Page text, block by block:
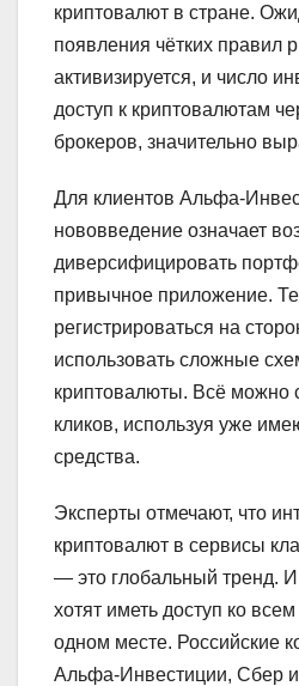
криптовалют в стране.
появления чётких правил
активизируется, и число
доступ к криптовалютам
брокеров, значительно
Для клиентов Альфа-
нововведение означает
диверсифицировать
привычное приложение.
регистрироваться на
использовать сложные
криптовалюты. Всё можно
кликов, используя уже
средства.
Эксперты отмечают, что
криптовалют в сервисы
— это глобальный тренд.
хотят иметь доступ ко
одном месте. Российские
Альфа-Инвестиции, Сбер